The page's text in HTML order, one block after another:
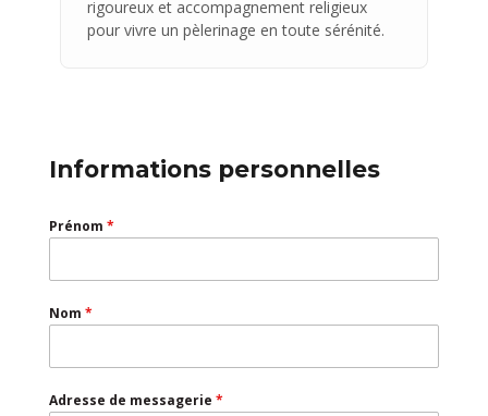
rigoureux et accompagnement religieux
pour vivre un pèlerinage en toute sérénité.
Informations personnelles
Prénom *
Nom *
Adresse de messagerie *